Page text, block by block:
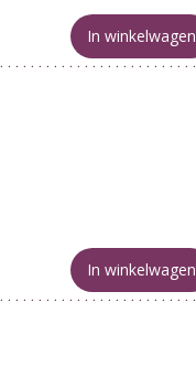
In winkelwagen
In winkelwagen